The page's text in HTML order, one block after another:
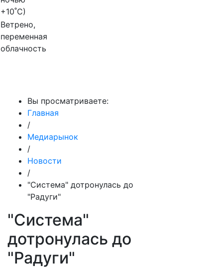
+10˚C)
Ветрено,
переменная
облачность
Вы просматриваете:
Главная
/
Медиарынок
/
Новости
/
"Система" дотронулась до
"Радуги"
"Система"
дотронулась до
"Радуги"